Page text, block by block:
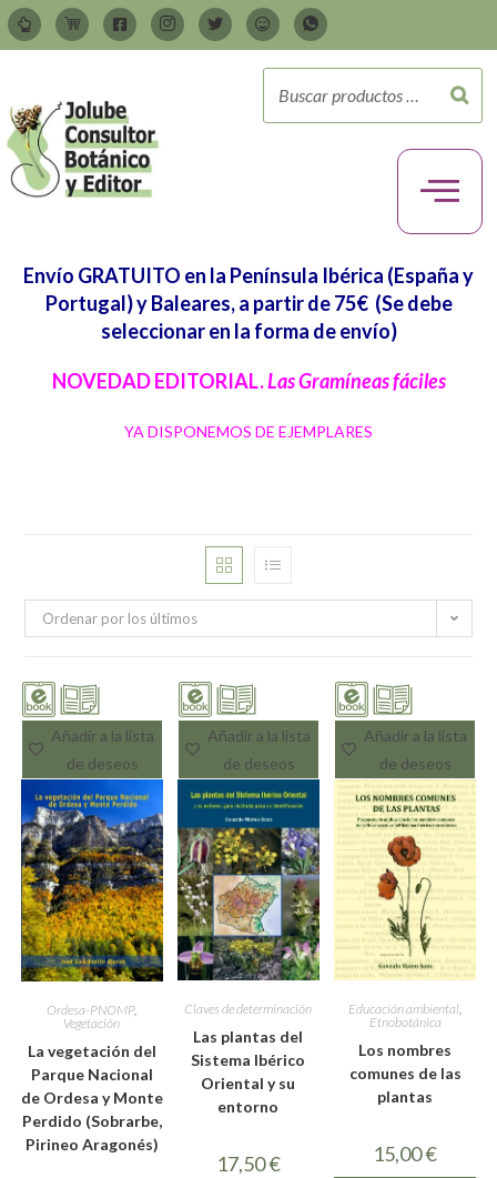
Envío GRATUITO en la Península Ibérica (España y
Portugal) y Baleares, a partir de 75€ (Se debe
seleccionar en la forma de envío)
NOVEDAD EDITORIAL.Las Gramíneas fáciles
YA DISPONEMOS DE EJEMPLARES
Ordenar por los últimos
Añadir a la lista
de deseos
Ordesa-PNOMP,
Vegetación
La vegetación del
Parque Nacional
de Ordesa y Monte
Perdido (Sobrarbe,
Pirineo Aragonés)
Añadir a la lista
de deseos
Claves de determinación
Las plantas del
Sistema Ibérico
Oriental y su
entorno
17,50€
Añadir a la lista
de deseos
Educación ambiental,
Etnobotánica
Los nombres
comunes de las
plantas
15,00€